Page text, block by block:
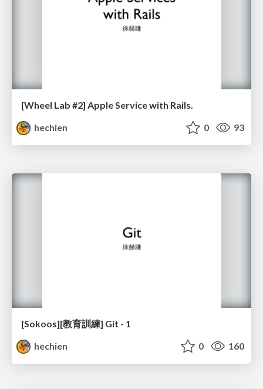
[Wheel Lab #2] Apple Service with Rails.
hechien
0 93
[Sokoos][教育訓練] Git - 1
hechien
0 160